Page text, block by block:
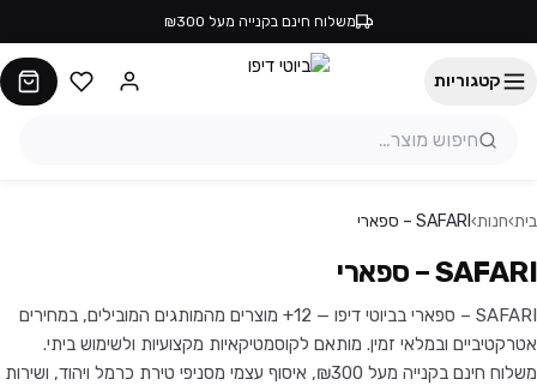
משלוח חינם בקנייה מעל ₪300
קטגוריות
בית›חנות›SAFARI – ספארי
SAFARI – ספארי
SAFARI – ספארי בביוטי דיפו — 12+ מוצרים מהמותגים המובילים, במחירים
אטרקטיביים ובמלאי זמין. מותאם לקוסמטיקאיות מקצועיות ולשימוש ביתי.
משלוח חינם בקנייה מעל ₪300, איסוף עצמי מסניפי טירת כרמל ויהוד, ושירות